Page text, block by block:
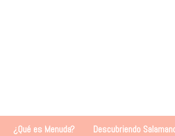
¿Qué es Menuda? Descubriendo